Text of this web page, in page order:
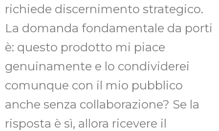
richiede discernimento strategico.
La domanda fondamentale da porti
è: questo prodotto mi piace
genuinamente e lo condividerei
comunque con il mio pubblico
anche senza collaborazione? Se la
risposta è sì, allora ricevere il